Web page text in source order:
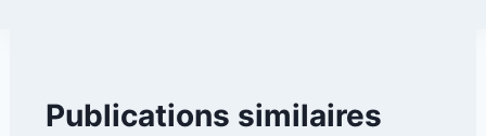
Publications similaires